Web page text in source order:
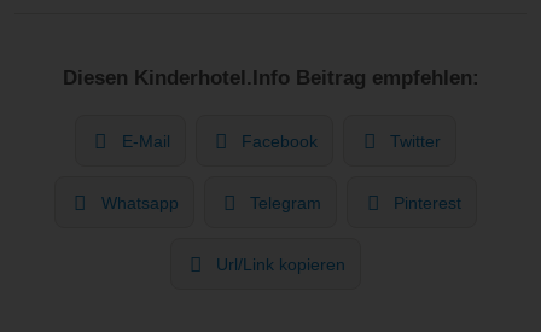
Diesen Kinderhotel.Info Beitrag empfehlen:
E-Mail Facebook Twitter
Whatsapp Telegram Pinterest
Url/Link kopieren